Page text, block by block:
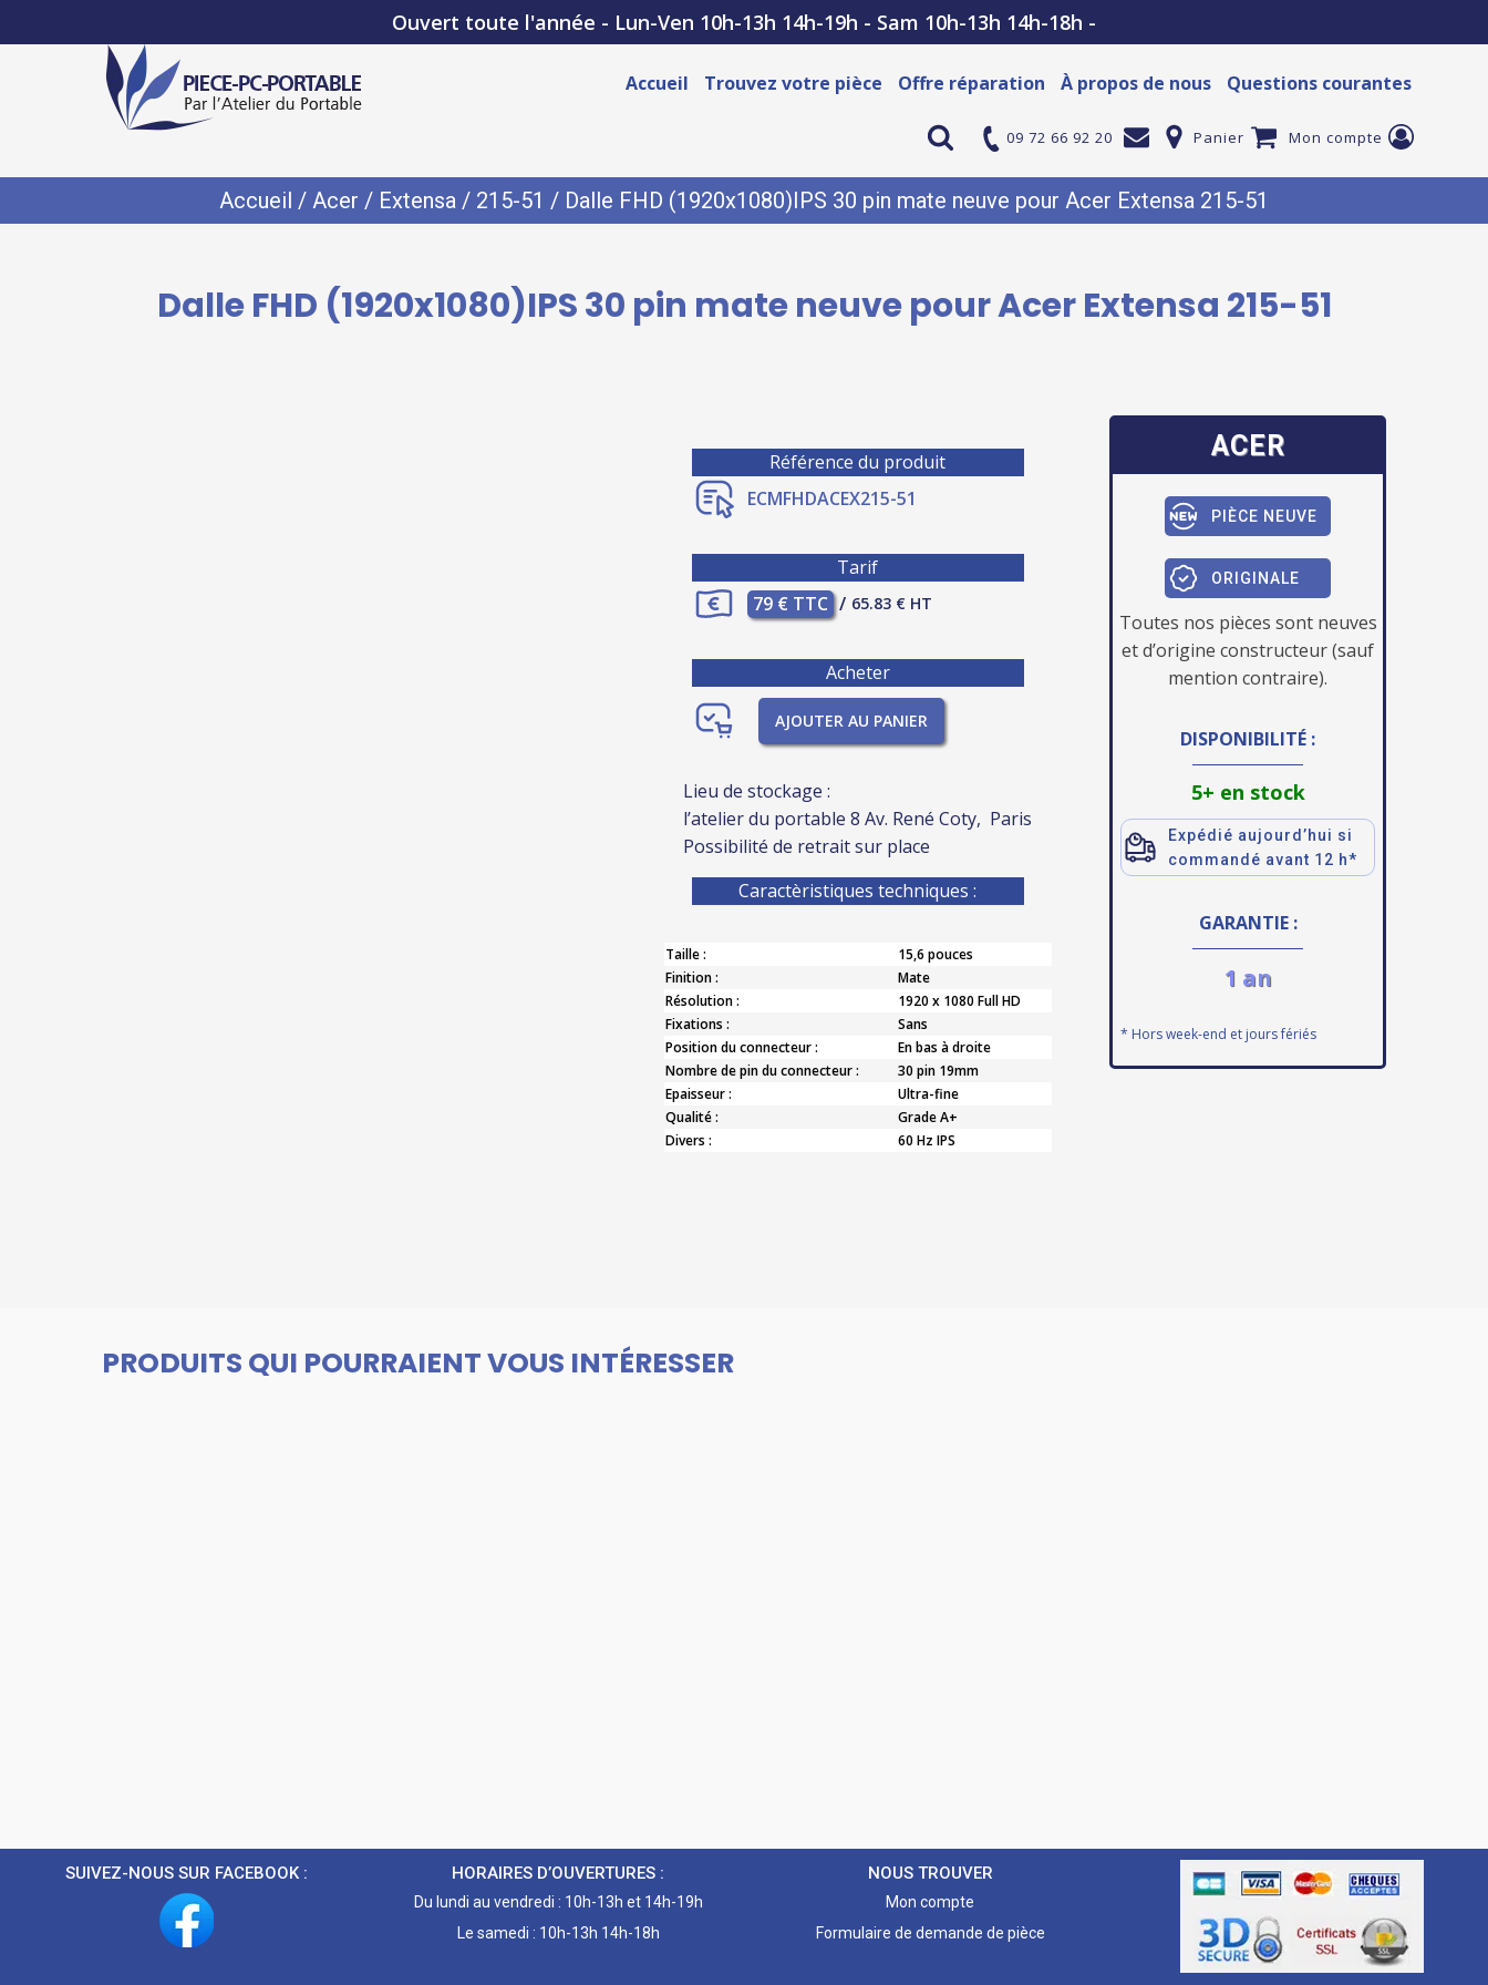
Ouvert toute l'année - Lun-Ven 10h-13h 14h-19h - Sam 10h-13h 14h-18h -
Accueil Trouvez votre pièce Offre réparation À propos de nous Questions courantes
09 72 66 92 20 Panier Mon compte
Accueil / Acer / Extensa / 215-51 / Dalle FHD (1920x1080)IPS 30 pin mate neuve pour Acer Extensa 215-51
Dalle FHD (1920x1080)IPS 30 pin mate neuve pour Acer Extensa 215-51
Référence du produit
ECMFHDACEX215-51
Tarif
79 € TTC / 65.83 € HT
Acheter
AJOUTER AU PANIER
Lieu de stockage :
l’atelier du portable 8 Av. René Coty, Paris
Possibilité de retrait sur place
Caractèristiques techniques :
Taille :
15,6 pouces
Finition :
Mate
Résolution :
1920 x 1080 Full HD
Fixations :
Sans
Position du connecteur :
En bas à droite
Nombre de pin du connecteur :
30 pin 19mm
Epaisseur :
Ultra-fine
Qualité :
Grade A+
Divers :
60 Hz IPS
ACER
PIÈCE NEUVE
ORIGINALE
Toutes nos pièces sont neuves
et d’origine constructeur (sauf
mention contraire).
DISPONIBILITÉ :
5+ en stock
Expédié aujourd’hui si
commandé avant 12 h*
GARANTIE :
1 an
* Hors week-end et jours fériés
PRODUITS QUI POURRAIENT VOUS INTÉRESSER
SUIVEZ-NOUS SUR FACEBOOK : HORAIRES D’OUVERTURES :
Du lundi au vendredi : 10h-13h et 14h-19h
Le samedi : 10h-13h 14h-18h
NOUS TROUVER
Mon compte
Formulaire de demande de pièce